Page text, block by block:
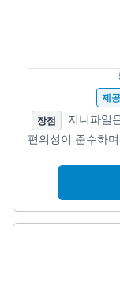
제
장점
지니파일
편의성이 준수하